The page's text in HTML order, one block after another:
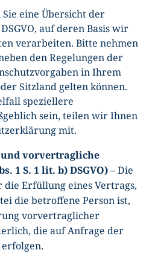
eine Übersicht der
auf deren Basis wir
verarbeiten. Bitte nehmen
den Regelungen der
in Ihrem
Sitzland gelten können.
speziellere
sein, teilen wir Ihnen
mit.
vorvertragliche
1 S. 1 lit. b) DSGVO)– Die
Erfüllung eines Vertrags,
die betroffene Person ist,
vorvertraglicher
die auf Anfrage der